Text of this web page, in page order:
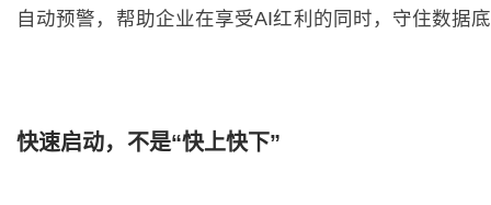
自动预警，帮助企业在享受AI红利的同时，守住数据
快速启动，不是“快上快下”